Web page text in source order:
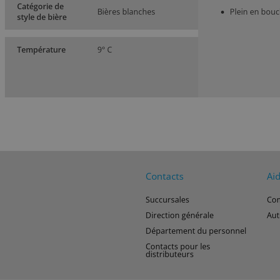
Catégorie de
style de bière
Bières blanches
Température 9° C
Plein en
Contacts
Succursales
Direction générale
Département du personnel
Contacts pour les
distributeurs